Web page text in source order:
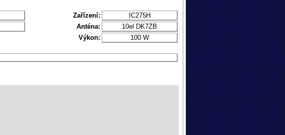
Zařízení:
IC275H
Anténa:
10el DK7ZB
Výkon:
100 W